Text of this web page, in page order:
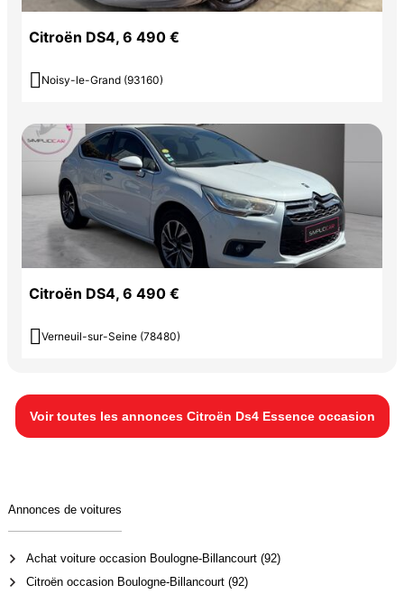
Citroën DS4, 6 490 €
 Noisy-le-Grand (93160)
Citroën DS4, 6 490 €
 Verneuil-sur-Seine (78480)
Voir toutes les annonces Citroën Ds4 Essence occasion
Annonces de voitures
Achat voiture occasion Boulogne-Billancourt (92)
Citroën occasion Boulogne-Billancourt (92)